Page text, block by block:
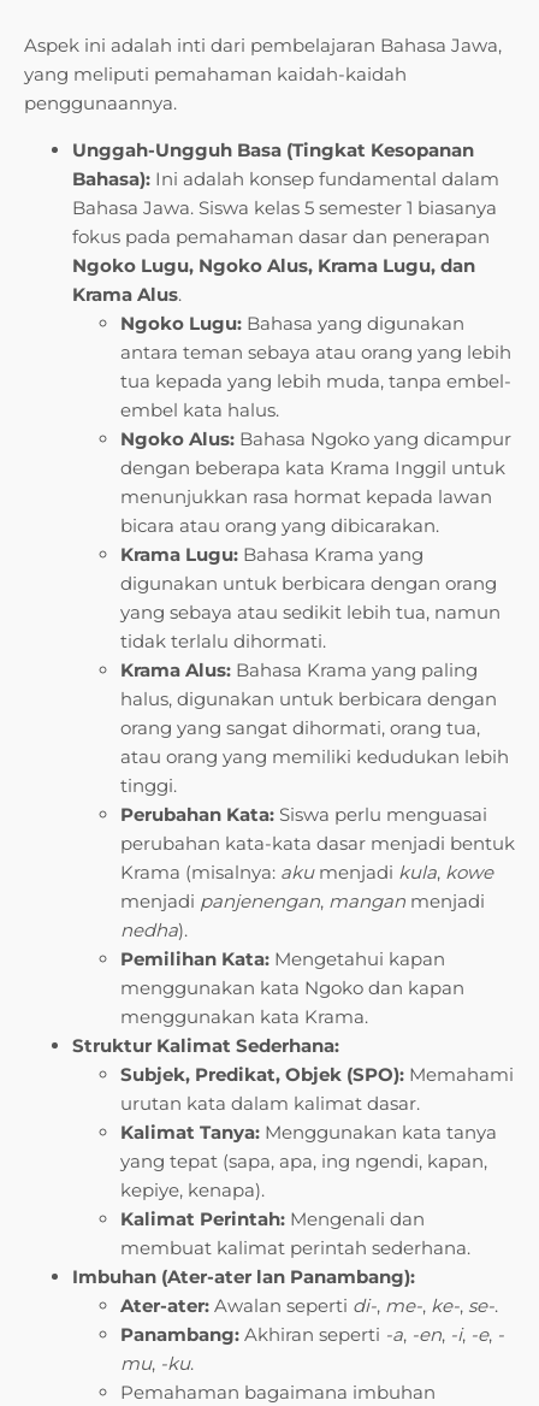
Aspek ini adalah inti dari pembelajaran Bahasa Jawa,
yang meliputi pemahaman kaidah-kaidah
penggunaannya.
Unggah-Ungguh Basa (Tingkat Kesopanan
Bahasa): Ini adalah konsep fundamental dalam
Bahasa Jawa. Siswa kelas 5 semester 1 biasanya
fokus pada pemahaman dasar dan penerapan
Ngoko Lugu, Ngoko Alus, Krama Lugu, dan
Krama Alus.
Ngoko Lugu: Bahasa yang digunakan
antara teman sebaya atau orang yang lebih
tua kepada yang lebih muda, tanpa embel-
embel kata halus.
Ngoko Alus: Bahasa Ngoko yang dicampur
dengan beberapa kata Krama Inggil untuk
menunjukkan rasa hormat kepada lawan
bicara atau orang yang dibicarakan.
Krama Lugu: Bahasa Krama yang
digunakan untuk berbicara dengan orang
yang sebaya atau sedikit lebih tua, namun
tidak terlalu dihormati.
Krama Alus: Bahasa Krama yang paling
halus, digunakan untuk berbicara dengan
orang yang sangat dihormati, orang tua,
atau orang yang memiliki kedudukan lebih
tinggi.
Perubahan Kata: Siswa perlu menguasai
perubahan kata-kata dasar menjadi bentuk
Krama (misalnya: akumenjadi kula, kowe
menjadi panjenengan, mangan menjadi
nedha).
Pemilihan Kata: Mengetahui kapan
menggunakan kata Ngoko dan kapan
menggunakan kata Krama.
Struktur Kalimat Sederhana:
Subjek, Predikat, Objek (SPO): Memahami
urutan kata dalam kalimat dasar.
Kalimat Tanya: Menggunakan kata tanya
yang tepat (sapa, apa, ing ngendi, kapan,
kepiye, kenapa).
Kalimat Perintah: Mengenali dan
membuat kalimat perintah sederhana.
Imbuhan (Ater-ater lan Panambang):
Ater-ater: Awalan seperti di-, me-, ke-, se-.
Panambang: Akhiran seperti -a, -en, -i, -e, -
mu, -ku.
Pemahaman bagaimana imbuhan